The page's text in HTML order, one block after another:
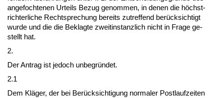
an­ge­foch­te­nen Ur­teils Be­zug ge­nom­men, in de­nen die höchst­
rich­ter­li­che Recht­spre­chung be­reits zu­tref­fend berück­sich­tigt
wur­de und die die Be­klag­te zweit­in­stanz­lich nicht in Fra­ge ge­
stellt hat.
2.
Der An­trag ist je­doch un­be­gründet.
2.1
Dem Kläger, der bei Berück­sich­ti­gung nor­ma­ler Post­lauf­zei­ten